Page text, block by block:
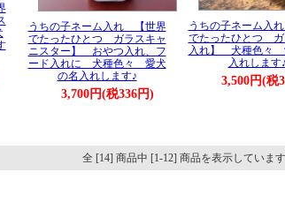
うちの子ネーム入れ 【世界
でたったひとつ ガラスキャ
ニスター】 おやつ入れ、フ
ード入れに 犬種色々 愛犬
の名入れします♪
3,700円(税336円)
うちの子ネーム入
でたったひとつ ガ
入れ】 犬種色々
入れします♪
3,500円(税
全 [14] 商品中 [1-12] 商品を表示しています